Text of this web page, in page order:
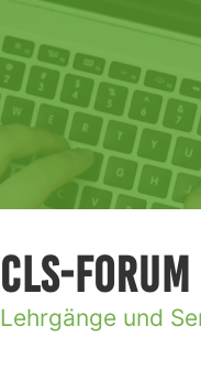
CLS-Forum
Lehrgänge und